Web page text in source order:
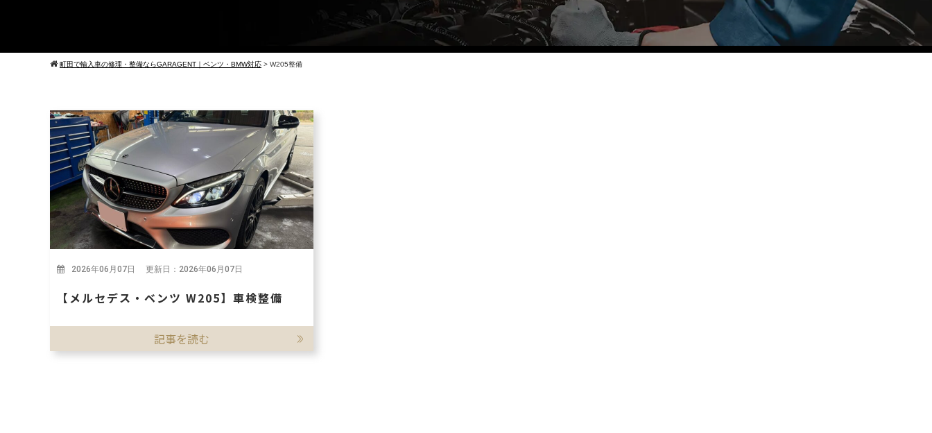
町田で輸入車の修理・整備ならGARAGENT｜ベンツ・BMW対応 > W205整備
2026年06月07日 更新日：2026年06月07日
【メルセデス・ベンツ W205】車検整備
記事を読む